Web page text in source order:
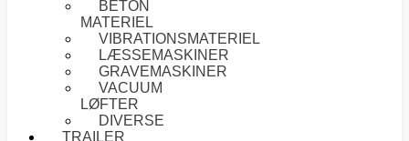
BETON
MATERIEL
VIBRATIONSMATERIEL
LÆSSEMASKINER
GRAVEMASKINER
VACUUM
LØFTER
DIVERSE
TRAILER